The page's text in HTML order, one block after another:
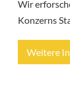
Wir
Konzerns
Weitere